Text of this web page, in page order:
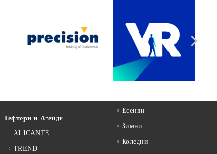
Тефтери и Агенди
ALICANTE
TREND
Есенни
Зимни
Коледни